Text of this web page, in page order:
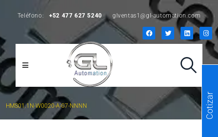
Teléfono: +52 477 627 5240 glventas1@gl-automation.com
HMS01.1N-W0020-A-07-NNNN Cotizar